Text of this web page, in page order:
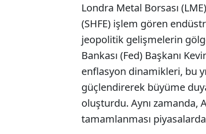
Londra Metal Borsası
(SHFE) işlem gören
jeopolitik gelişmelerin
Bankası (Fed) Başkanı
enflasyon dinamikleri, bu
güçlendirerek büyüme
oluşturdu. Aynı zamanda,
tamamlanması